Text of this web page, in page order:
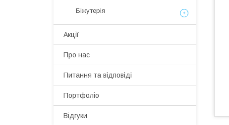
Біжутерія
Акції
Про нас
Питання та відповіді
Портфоліо
Відгуки